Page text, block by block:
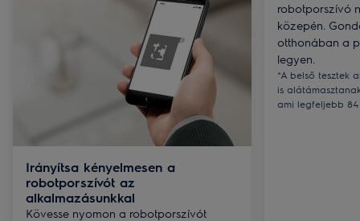
Irányítsa kényelmesen a
robotporszívót az
alkalmazásunkkal
Kövesse nyomon a robotporszívót
robotporszívó
közepén.
otthonában a
legyen.
*A belső tesztek
is
ami legfeljebb